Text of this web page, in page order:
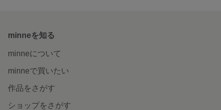
minneを知る
minneについて
minneで買いたい
作品をさがす
ショップをさがす